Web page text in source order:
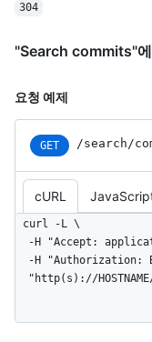
304
"Search commits"
요청 예제
GET /search/
cURL
curl -L \
"http(s)://